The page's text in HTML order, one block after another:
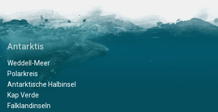
Antarktis
Weddell-Meer
Polarkreis
Antarktische Halbinsel
Kap Verde
Falklandinseln